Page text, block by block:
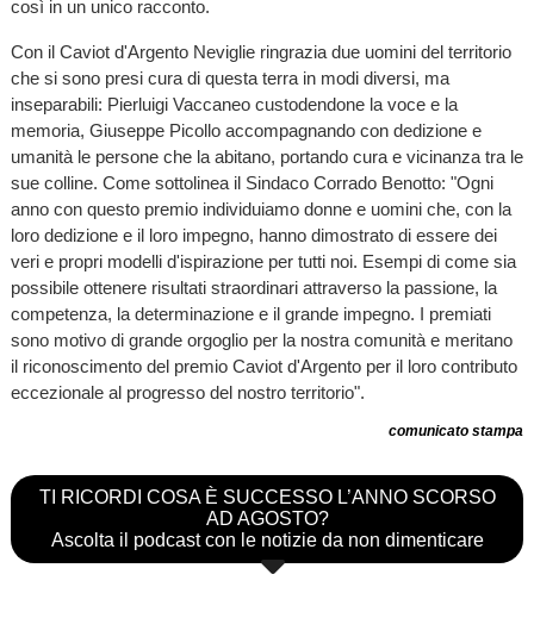
così in un unico racconto.
Con il Caviot d'Argento Neviglie ringrazia due uomini del territorio
che si sono presi cura di questa terra in modi diversi, ma
inseparabili: Pierluigi Vaccaneo custodendone la voce e la
memoria, Giuseppe Picollo accompagnando con dedizione e
umanità le persone che la abitano, portando cura e vicinanza tra le
sue colline. Come sottolinea il Sindaco Corrado Benotto: "Ogni
anno con questo premio individuiamo donne e uomini che, con la
loro dedizione e il loro impegno, hanno dimostrato di essere dei
veri e propri modelli d'ispirazione per tutti noi. Esempi di come sia
possibile ottenere risultati straordinari attraverso la passione, la
competenza, la determinazione e il grande impegno. I premiati
sono motivo di grande orgoglio per la nostra comunità e meritano
il riconoscimento del premio Caviot d'Argento per il loro contributo
eccezionale al progresso del nostro territorio".
comunicato stampa
TI RICORDI COSA È SUCCESSO L’ANNO SCORSO
AD AGOSTO?
Ascolta il podcast con le notizie da non dimenticare